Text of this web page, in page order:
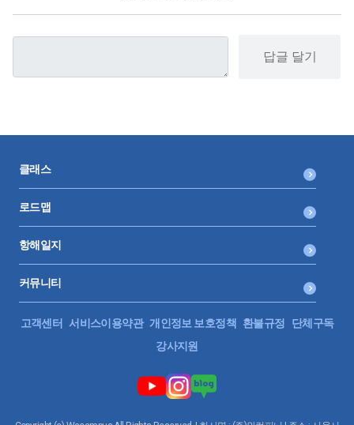
답글 달기
클래스
로드맵
항해일지
커뮤니티
고객센터 서비스이용약관 개인정보 보호정책 환불규정
단체구독
강사지원